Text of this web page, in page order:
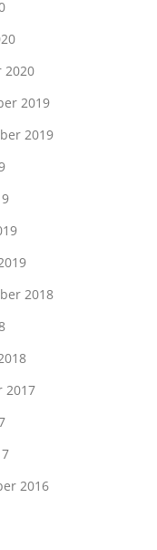
2020
2019
2019
2018
2017
2016